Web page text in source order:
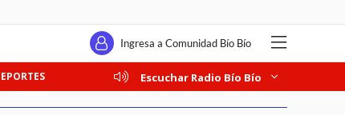
Ingresa a Comunidad Bío Bío
Escuchar Radio Bío Bío